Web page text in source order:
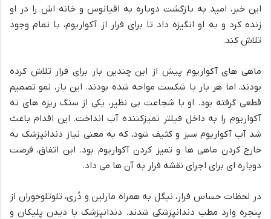
این خبر، امید به بازگشت دوباره به اقیانوس و خانه اش را در او
زنده کرد و به او انگیزه داد تا برای فرار از آکواریوم، با تمام وجود
تلاش کند.
ماهی های آکواریوم پیش از این چندین بار برای فرار تلاش کرده
بودند، اما هر بار با شکست مواجه شده بودند. این بار، نمو تصمیم
قطعی گرفته بود. او با شجاعت بی نظیر، یکی از سنگ ریزه های ته
آکواریوم را به داخل فیلتر تمیزکننده آب انداخت. این اقدام باعث
شد آب آکواریوم سبز و کثیف شود، که به معنی نیاز دندانپزشک به
خارج کردن ماهی ها و تمیز کردن آکواریوم بود. این اتفاق، فرصت
دوباره ای برای اجرای نقشه فرار به آن ها می داد.
در لحظات حساس فرار، نیگل به همراه مارلین و دُری، تلوتلوخوران از
پنجره وارد مطب دندانپزشکی شدند. دندانپزشک با دیدن پلیکان و